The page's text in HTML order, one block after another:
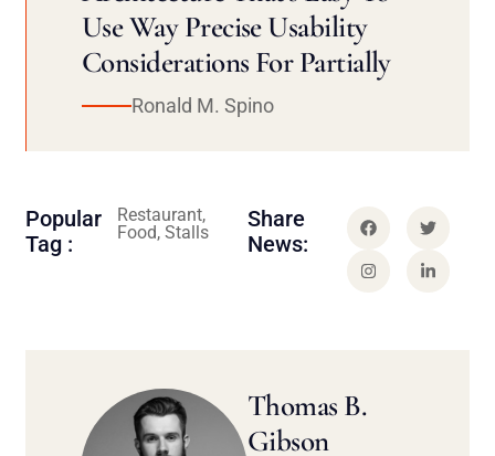
Use Way Precise Usability
Considerations For Partially
Ronald M. Spino
Popular
Tag :
Restaurant,
Food, Stalls
Share
News:
Thomas B.
Gibson